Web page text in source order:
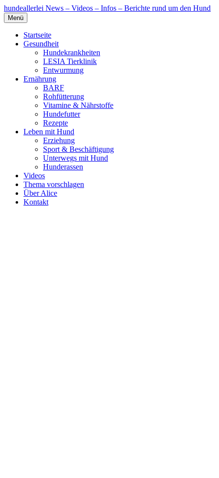
hundeallerlei News – Videos – Infos – Berichte rund um den Hund
Menü
Startseite
Gesundheit
Hundekrankheiten
LESIA Tierklinik
Entwurmung
Ernährung
BARF
Rohfütterung
Vitamine & Nährstoffe
Hundefutter
Rezepte
Leben mit Hund
Erziehung
Sport & Beschäftigung
Unterwegs mit Hund
Hunderassen
Videos
Thema vorschlagen
Über Alice
Kontakt